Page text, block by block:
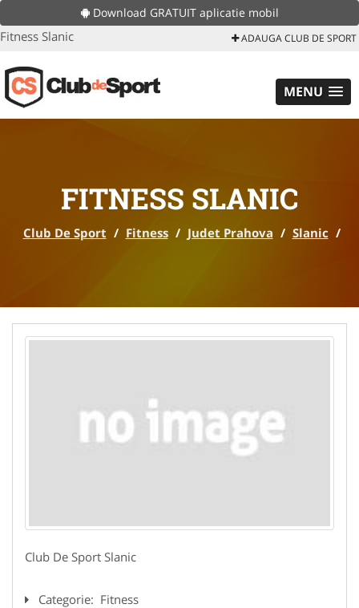
Download GRATUIT aplicatie mobil
Fitness Slanic ADAUGA CLUB DE SPORT
MENU
FITNESS SLANIC
Club De Sport / Fitness / Judet Prahova / Slanic /
Club De Sport Slanic
Categorie: Fitness